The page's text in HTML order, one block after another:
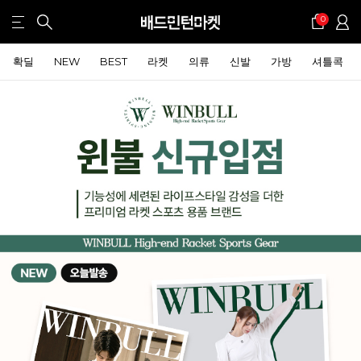
0
확딜 NEW BEST 라켓 의류 신발 가방 셔틀콕